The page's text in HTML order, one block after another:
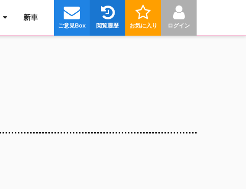
新車
ログイン
お気に入り
閲覧履歴
ご意見Box